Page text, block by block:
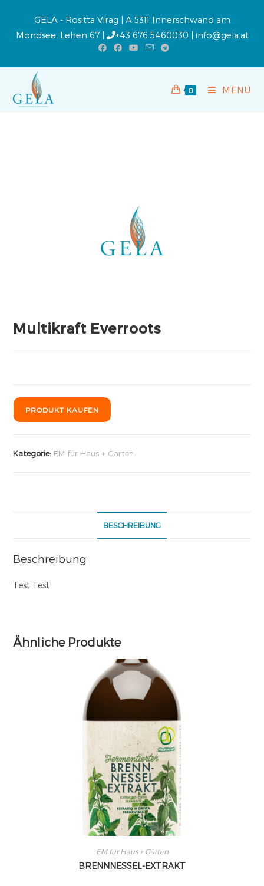
GELA - Rositta Virag | A 5311 Innerschwand am
Mondsee, Lehen 67 |
+43 676 5460030 | info@gela.at
0 MENÜ
Multikraft Everroots
PRODUKT KAUFEN
Kategorie: EM für Haus + Garten
BESCHREIBUNG
Beschreibung
Test Test
Ähnliche Produkte
EM für Haus + Garten
BRENNNESSEL-EXTRAKT